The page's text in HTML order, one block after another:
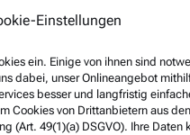
in
im
die
Einstellungen
ein. Einige von ihnen sind
dabei, unser Onlineangebot
besser und langfristig
Cookies von Drittanbietern aus
(Art. 49(1)(a) DSGVO). Ihre Daten